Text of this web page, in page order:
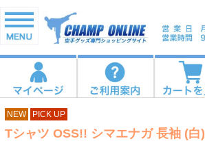
NEW PICK UP
Tシャツ OSS!! シマエナガ 長袖 (白)